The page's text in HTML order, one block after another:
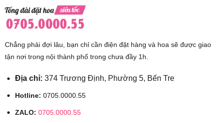
Chẳng phải đợi lâu, bạn chỉ cần điện đặt hàng và hoa sẽ được giao
tận nơi trong nội thành phố trong chưa đầy 1h.
Địa chỉ: 374 Trương Định, Phường 5, Bến Tre
Hotline: 0705.0000.55
ZALO: 0705.0000.55